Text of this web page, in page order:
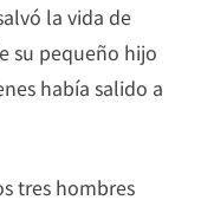
la vida de
su pequeño hijo
había salido a
tres hombres